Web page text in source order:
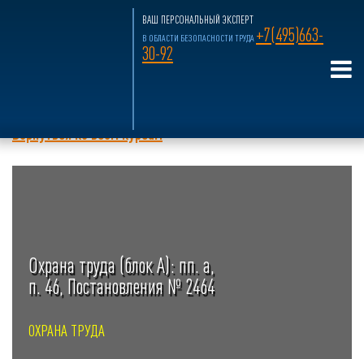
ВАШ ПЕРСОНАЛЬНЫЙ ЭКСПЕРТ
В ОБЛАСТИ БЕЗОПАСНОСТИ ТРУДА +7(495)663-
30-92
Учебный Центр
Вернуться ко всем курсам
Охрана труда (блок А): пп. а,
п. 46, Постановления № 2464
ОХРАНА ТРУДА